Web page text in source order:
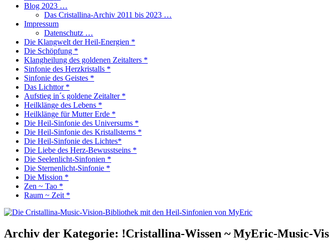
Blog 2023 …
Das Cristallina-Archiv 2011 bis 2023 …
Impressum
Datenschutz …
Die Klangwelt der Heil-Energien *
Die Schöpfung *
Klangheilung des goldenen Zeitalters *
Sinfonie des Herzkristalls *
Sinfonie des Geistes *
Das Lichttor *
Aufstieg in´s goldene Zeitalter *
Heilklänge des Lebens *
Heilklänge für Mutter Erde *
Die Heil-Sinfonie des Universums *
Die Heil-Sinfonie des Kristallsterns *
Die Heil-Sinfonie des Lichtes*
Die Liebe des Herz-Bewusstseins *
Die Seelenlicht-Sinfonien *
Die Sternenlicht-Sinfonie *
Die Mission *
Zen ~ Tao *
Raum ~ Zeit *
Archiv der Kategorie: !Cristallina-Wissen ~ MyEric-Music-